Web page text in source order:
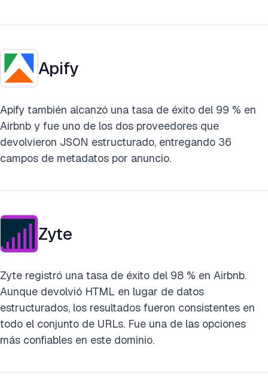
Apify
Apify también alcanzó una tasa de éxito del 99 % en
Airbnb y fue uno de los dos proveedores que
devolvieron JSON estructurado, entregando 36
campos de metadatos por anuncio.
Zyte
Zyte registró una tasa de éxito del 98 % en Airbnb.
Aunque devolvió HTML en lugar de datos
estructurados, los resultados fueron consistentes en
todo el conjunto de URLs. Fue una de las opciones
más confiables en este dominio.